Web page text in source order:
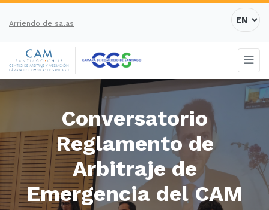
Arriendo de salas
Conversatorio
Reglamento de
Arbitraje de
Emergencia del CAM